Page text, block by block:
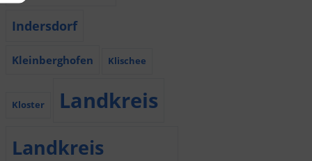
Indersdorf
Kleinberghofen Klischee
Kloster Landkreis
Landkreis